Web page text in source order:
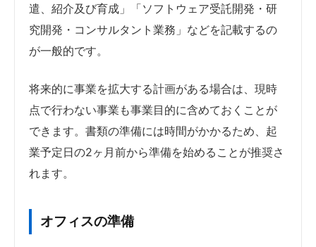
遣、紹介及び育成」「ソフトウェア受託開発・研
究開発・コンサルタント業務」などを記載するの
が一般的です。
将来的に事業を拡大する計画がある場合は、現時
点で行わない事業も事業目的に含めておくことが
できます。書類の準備には時間がかかるため、起
業予定日の2ヶ月前から準備を始めることが推奨さ
れます。
オフィスの準備